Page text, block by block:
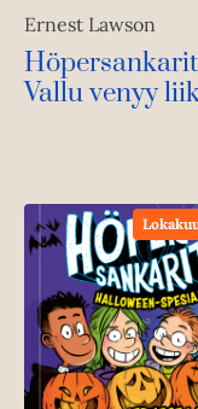
Ernest Lawson
Vallu venyy